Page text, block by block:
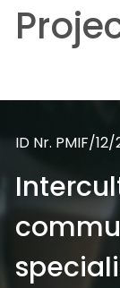
ID Nr. PMIF/